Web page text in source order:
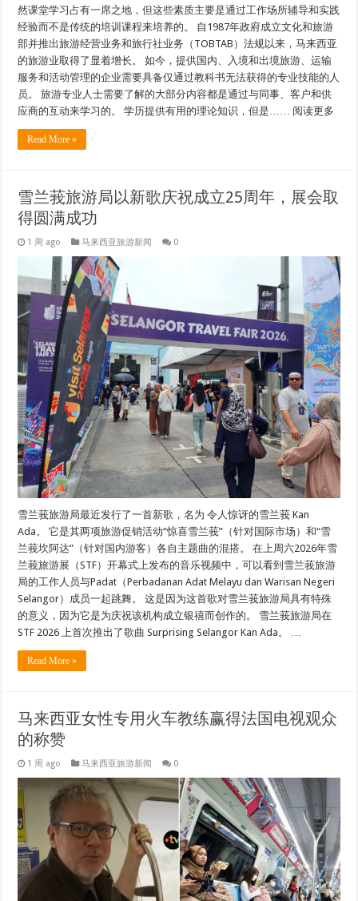
然课堂学习占有一席之地，但这些素质主要是通过工作场所辅导和实践
经验而不是传统的培训课程来培养的。 自1987年政府成立文化和旅游
部并推出旅游经营业务和旅行社业务（TOBTAB）法规以来，马来西亚
的旅游业取得了显着增长。 如今，提供国内、入境和出境旅游、运输
服务和活动管理的企业需要具备仅通过教科书无法获得的专业技能的人
员。 旅游专业人士需要了解的大部分内容都是通过与同事、客户和供
应商的互动来学习的。 学历提供有用的理论知识，但是…… 阅读更多
Read More »
雪兰莪旅游局以新歌庆祝成立25周年，展会取
得圆满成功
1 周 ago 马来西亚旅游新闻 0
雪兰莪旅游局最近发行了一首新歌，名为 令人惊讶的雪兰莪 Kan
Ada。 它是其两项旅游促销活动“惊喜雪兰莪”（针对国际市场）和“雪
兰莪坎阿达”（针对国内游客）各自主题曲的混搭。 在上周六2026年雪
兰莪旅游展（STF）开幕式上发布的音乐视频中，可以看到雪兰莪旅游
局的工作人员与Padat（Perbadanan Adat Melayu dan Warisan Negeri
Selangor）成员一起跳舞。 这是因为这首歌对雪兰莪旅游局具有特殊
的意义，因为它是为庆祝该机构成立银禧而创作的。 雪兰莪旅游局在
STF 2026 上首次推出了歌曲 Surprising Selangor Kan Ada。 …
Read More »
马来西亚女性专用火车教练赢得法国电视观众
的称赞
1 周 ago 马来西亚旅游新闻 0